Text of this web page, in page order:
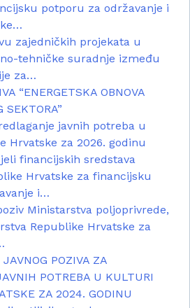
potporu za održavanje i
zajedničkih projekata u
tehničke suradnje između
za…
“ENERGETSKA OBNOVA
SEKTORA”
javnih potreba u
Hrvatske za 2026. godinu
financijskih sredstava
Hrvatske za financijsku
i…
Ministarstva poljoprivrede,
Republike Hrvatske za
POZIVA ZA
POTREBA U KULTURI
ZA 2024. GODINU